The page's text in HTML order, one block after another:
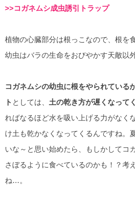
>>コガネムシ成虫誘引トラップ
植物の心臓部分は根っこなので、根を
幼虫はバラの生命をおびやかす天敵以
コガネムシの幼虫に根をやられている
ト としては、 土の乾き方が遅くなって
ればなるほど水を吸い上げる力がなく
け土も乾かなくなってくるんですね。
いな～と思い始めたら、もしかしてコ
さぼるように食べているのかも！？考
ね…。